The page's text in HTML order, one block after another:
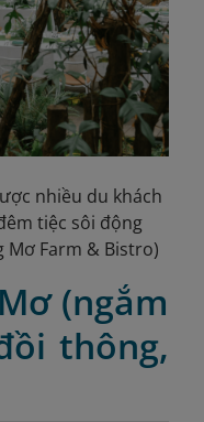
nhiều du khách
tiệc sôi động
Mơ Farm & Bistro)
(ngắm
thông,